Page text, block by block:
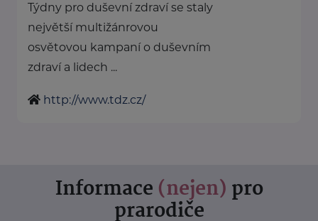
Týdny pro duševní zdraví se staly
největší multižánrovou
osvětovou kampaní o duševním
zdraví a lidech ...
http://www.tdz.cz/
Informace (nejen) pro
prarodiče